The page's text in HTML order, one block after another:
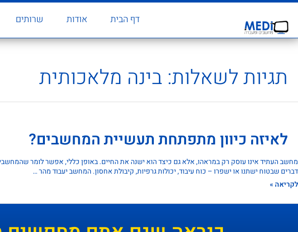
דף הבית אודות שרותים
תגיות לשאלות: בינה מלאכותית
לאיזה כיוון מתפתחת תעשיית המחשבים?
דברים שבטוח ישתנו או ישפרו – כוח עיבוד, יכולות גרפיות, קיבולת אחסון. המחשב יעבוד מהר …
לקריאה »